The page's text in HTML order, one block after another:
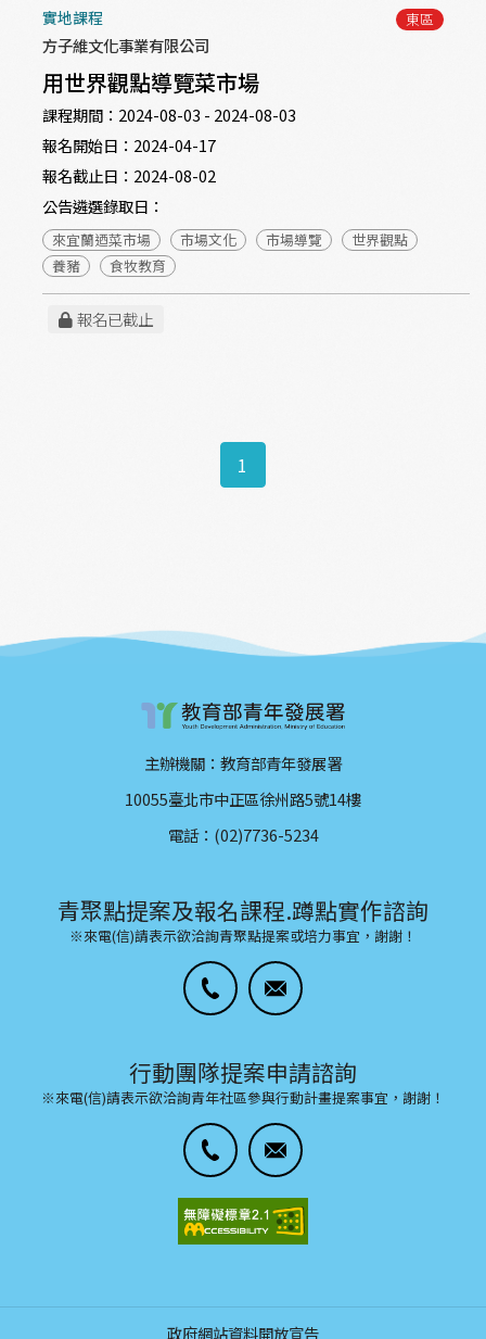
實地課程 東區
方子維文化事業有限公司
用世界觀點導覽菜市場
課程期間： 2024-08-03 - 2024-08-03
報名開始日： 2024-04-17
報名截止日： 2024-08-02
公告遴選錄取日：
來宜蘭迺菜市場 市場文化 市場導覽
世界觀點
養豬
食牧教育
報名已截止
1
主辦機關：教育部青年發展署
10055臺北市中正區徐州路5號14樓
電話：(02)7736-5234
青聚點提案及報名課程.蹲點實作諮詢
※來電(信)請表示欲洽詢青聚點提案或培力事宜，謝謝！
行動團隊提案申請諮詢
※來電(信)請表示欲洽詢青年社區參與行動計畫提案事宜，謝謝！
政府網站資料開放宣告